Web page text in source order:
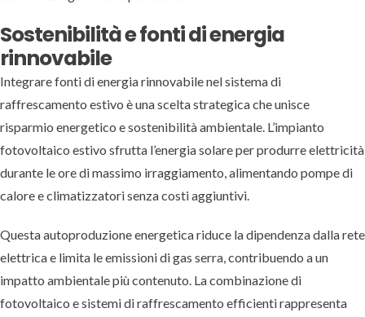
Sostenibilità e fonti di energia
rinnovabile
Integrare fonti di energia rinnovabile nel sistema di
raffrescamento estivo è una scelta strategica che unisce
risparmio energetico e sostenibilità ambientale. L’impianto
fotovoltaico estivo sfrutta l’energia solare per produrre elettricità
durante le ore di massimo irraggiamento, alimentando pompe di
calore e climatizzatori senza costi aggiuntivi.
Questa autoproduzione energetica riduce la dipendenza dalla rete
elettrica e limita le emissioni di gas serra, contribuendo a un
impatto ambientale più contenuto. La combinazione di
fotovoltaico e sistemi di raffrescamento efficienti rappresenta